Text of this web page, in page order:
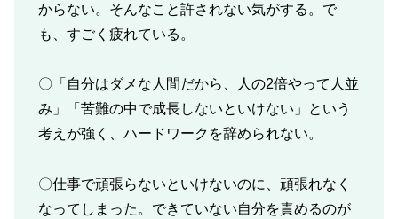
からない。そんなこと許されない気がする。で
も、すごく疲れている。
〇「自分はダメな人間だから、人の2倍やって人並
み」「苦難の中で成長しないといけない」という
考えが強く、ハードワークを辞められない。
〇仕事で頑張らないといけないのに、頑張れなく
なってしまった。できていない自分を責めるのが